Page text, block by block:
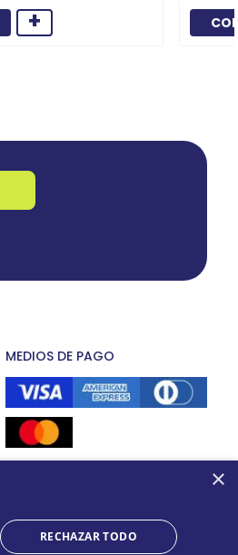
MARCO ROJO VERDE
+
MEDIOS DE PAGO
×
RECHAZAR TODO